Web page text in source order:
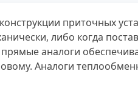
приточных
либо когда
аналоги
Аналоги